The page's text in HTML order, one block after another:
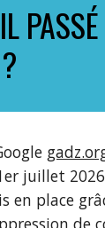
juillet
en place
de